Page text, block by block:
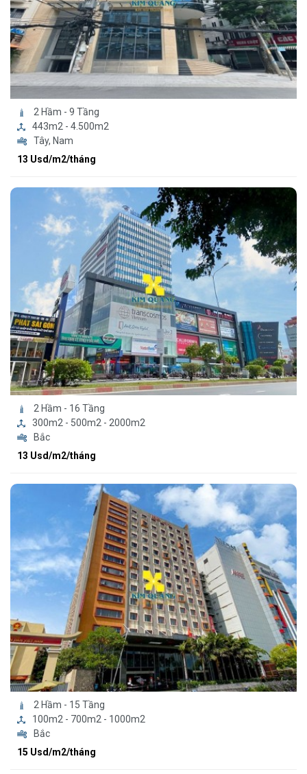
2 Hầm - 9 Tầng
443m2 - 4.500m2
Tây, Nam
13 Usd/m2/tháng
2 Hầm - 16 Tầng
300m2 - 500m2 - 2000m2
Bắc
13 Usd/m2/tháng
2 Hầm - 15 Tầng
100m2 - 700m2 - 1000m2
Bắc
15 Usd/m2/tháng